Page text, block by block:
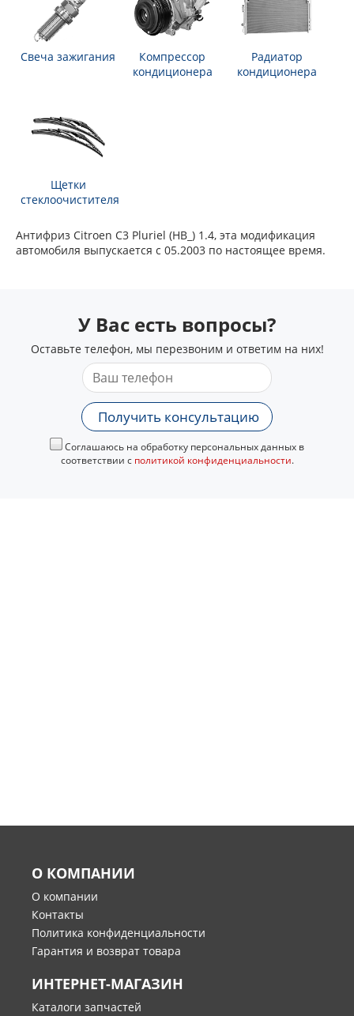
Свеча зажигания
Компрессор
кондиционера
Радиатор
кондиционера
Щетки
стеклоочистителя
Антифриз Citroen C3 Pluriel (HB_) 1.4, эта модификация
автомобиля выпускается с 05.2003 по настоящее время.
У Вас есть вопросы?
Оставьте телефон, мы перезвоним и ответим на них!
Получить консультацию
Соглашаюсь на обработку персональных данных в
соответствии с политикой конфиденциальности.
О КОМПАНИИ
О компании
Контакты
Политика конфиденциальности
Гарантия и возврат товара
ИНТЕРНЕТ-МАГАЗИН
Каталоги запчастей